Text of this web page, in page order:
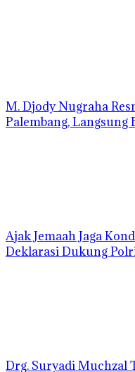
M. Djody Nugraha
Palembang, Langsung
Ajak Jemaah Jaga
Deklarasi Dukung
Drg. Suryadi Muchzal